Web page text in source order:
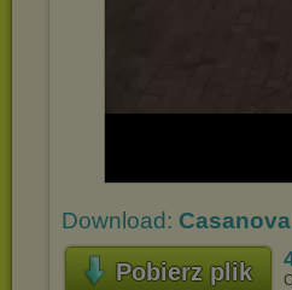
Download:
Pobierz plik